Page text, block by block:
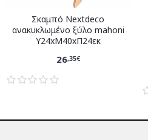
Σκαμπό Nextdeco
ανακυκλωμένο ξύλο mahoni
Υ24xM40xΠ24εκ
26,35€